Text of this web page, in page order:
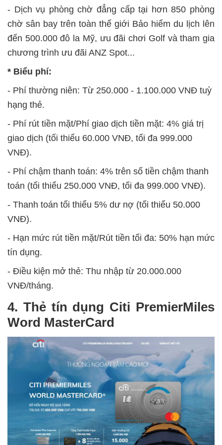
- Dịch vụ phòng chờ đẳng cấp tại hơn 850 phòng
chờ sân bay trên toàn thế giới Bảo hiểm du lịch lên
đến 500.000 đô la Mỹ, ưu đãi chơi Golf và tham gia
chương trình ưu đãi ANZ Spot...
* Biểu phí:
- Phí thường niên: Từ 250.000 - 1.100.000 VNĐ tuỳ
hạng thẻ.
- Phí rút tiền mặt/Phí giao dịch tiền mặt: 4% giá trị
giao dịch (tối thiểu 60.000 VNĐ, tối đa 999.000
VNĐ).
- Phí chậm thanh toán: 4% trên số tiền chậm thanh
toán (tối thiểu 250.000 VNĐ, tối đa 999.000 VNĐ).
- Thanh toán tối thiểu 5% dư nợ (tối thiểu 50.000
VNĐ).
- Hạn mức rút tiền mặt/Rút tiền tối đa: 50% hạn mức
tín dụng.
- Điều kiện mở thẻ: Thu nhập từ 20.000.000
VNĐ/tháng.
4. Thẻ tín dụng Citi PremierMiles
Word MasterCard